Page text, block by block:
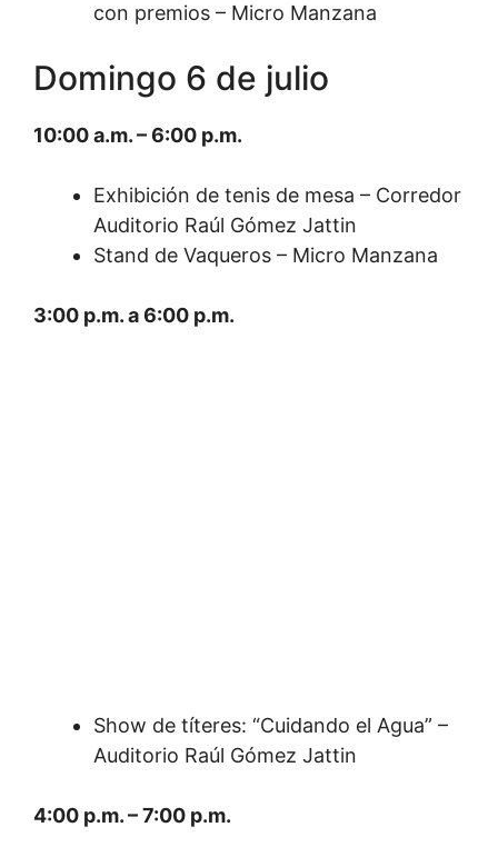
con premios – Micro Manzana
Domingo 6 de julio
10:00 a.m. – 6:00 p.m.
Exhibición de tenis de mesa – Corredor
Auditorio Raúl Gómez Jattin
Stand de Vaqueros – Micro Manzana
3:00 p.m. a 6:00 p.m.
Show de títeres: “Cuidando el Agua” –
Auditorio Raúl Gómez Jattin
4:00 p.m. – 7:00 p.m.